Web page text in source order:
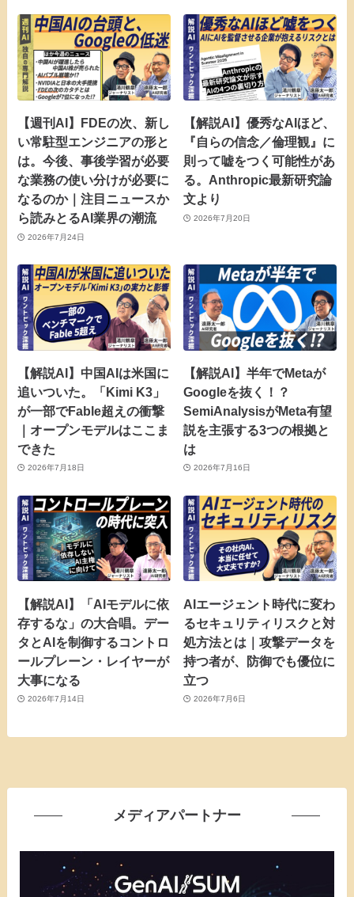
【週刊AI】FDEの次、新し
い常駐型エンジニアの形と
は。今後、事後学習が必要
な業務の使い分けが必要に
なるのか｜注目ニュースか
ら読みとるAI業界の潮流
2026年7月24日
【解説AI】優秀なAIほど、
『自らの信念／倫理観』に
則って嘘をつく可能性があ
る。Anthropic最新研究論
文より
2026年7月20日
【解説AI】中国AIは米国に
追いついた。「Kimi K3」
が一部でFable超えの衝撃
｜オープンモデルはここま
できた
2026年7月18日
【解説AI】半年でMetaが
Googleを抜く！？
SemiAnalysisがMeta有望
説を主張する3つの根拠と
は
2026年7月16日
【解説AI】「AIモデルに依
存するな」の大合唱。デー
タとAIを制御するコントロ
ールプレーン・レイヤーが
大事になる
2026年7月14日
AIエージェント時代に変わ
るセキュリティリスクと対
処方法とは｜攻撃データを
持つ者が、防御でも優位に
立つ
2026年7月6日
メディアパートナー